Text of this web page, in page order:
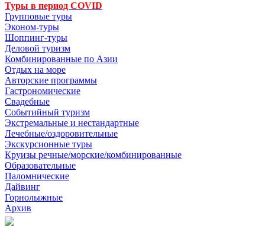
Туры в период COVID
Групповые туры
Эконом-туры
Шоппинг-туры
Деловой туризм
Комбинированные по Азии
Отдых на море
Авторские программы
Гастрономические
Свадебные
Событийный туризм
Экстремальные и нестандартные
Лечебные/оздоровительные
Экскурсионные туры
Круизы речные/морские/комбинированные
Образовательные
Паломнические
Дайвинг
Горнолыжные
Архив